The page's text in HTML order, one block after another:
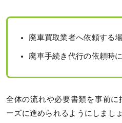
廃車買取業者へ依頼する
廃車手続き代行の依頼時
全体の流れや必要書類を事前
ーズに進められるようにしましょ